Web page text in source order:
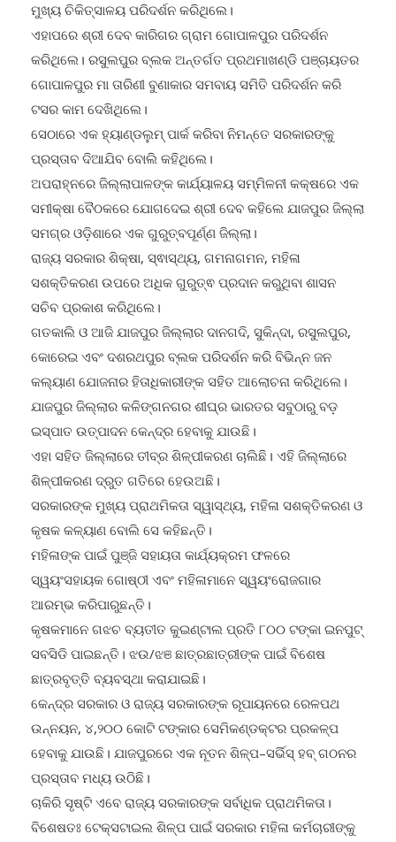
ମୁଖ୍ୟ ଚିକିତ୍ସାଳୟ ପରିଦର୍ଶନ କରିଥିଲେ।
ଏହାପରେ ଶ୍ରୀ ଦେବ କାରିଗର ଗ୍ରାମ ଗୋପାଳପୁର ପରିଦର୍ଶନ
କରିଥିଲେ। ରସୁଲପୁର ବ୍ଲକ ଅନ୍ତର୍ଗତ ପ୍ରଥମାଖଣ୍ଡି ପଞ୍ଚାୟତର
ଗୋପାଳପୁର ମା ତାରିଣୀ ବୁଣାକାର ସମବାୟ ସମିତି ପରିଦର୍ଶନ କରି
ଟସର କାମ ଦେଖିଥିଲେ।
ସେଠାରେ ଏକ ହ୍ୟାଣ୍ଡଲୁମ୍ ପାର୍କ କରିବା ନିମନ୍ତେ ସରକାରଙ୍କୁ
ପ୍ରସ୍ତାବ ଦିଆଯିବ ବୋଲି କହିଥିଲେ।
ଅପରାହ୍ନରେ ଜିଲ୍ଲାପାଳଙ୍କ କାର୍ଯ୍ୟାଳୟ ସମ୍ମିଳନୀ କକ୍ଷରେ ଏକ
ସମୀକ୍ଷା ବୈଠକରେ ଯୋଗଦେଇ ଶ୍ରୀ ଦେବ କହିଲେ ଯାଜପୁର ଜିଲ୍ଲା
ସମଗ୍ର ଓଡ଼ିଶାରେ ଏକ ଗୁରୁତ୍ବପୂର୍ଣ୍ଣ ଜିଲ୍ଲା।
ରାଜ୍ୟ ସରକାର ଶିକ୍ଷା, ସ୍ଵାସ୍ଥ୍ୟ, ଗମନାଗମନ, ମହିଳା
ସଶକ୍ତିକରଣ ଉପରେ ଅଧିକ ଗୁରୁତ୍ଵ ପ୍ରଦାନ କରୁଥିବା ଶାସନ
ସଚିବ ପ୍ରକାଶ କରିଥିଲେ।
ଗତକାଲି ଓ ଆଜି ଯାଜପୁର ଜିଲ୍ଲାର ଦାନଗଦି, ସୁକିନ୍ଦା, ରସୁଲପୁର,
କୋରେଇ ଏବଂ ଦଶରଥପୁର ବ୍ଲକ ପରିଦର୍ଶନ କରି ବିଭିନ୍ନ ଜନ
କଲ୍ୟାଣ ଯୋଜନାର ହିତାଧିକାରୀଙ୍କ ସହିତ ଆଲୋଚନା କରିଥିଲେ।
ଯାଜପୁର ଜିଲ୍ଲାର କଳିଙ୍ଗନଗର ଶୀଘ୍ର ଭାରତର ସବୁଠାରୁ ବଡ଼
ଇସ୍ପାତ ଉତ୍ପାଦନ କେନ୍ଦ୍ର ହେବାକୁ ଯାଉଛି।
ଏହା ସହିତ ଜିଲ୍ଲାରେ ତୀବ୍ର ଶିଳ୍ପୀକରଣ ଚାଲିଛି। ଏହି ଜିଲ୍ଲାରେ
ଶିଳ୍ପୀକରଣ ଦ୍ରୁତ ଗତିରେ ହେଉଅଛି।
ସରକାରଙ୍କ ମୁଖ୍ୟ ପ୍ରାଥମିକତା ସ୍ୱାସ୍ଥ୍ୟ, ମହିଳା ସଶକ୍ତିକରଣ ଓ
କୃଷକ କଳ୍ୟାଣ ବୋଲି ସେ କହିଛନ୍ତି।
ମହିଳାଙ୍କ ପାଇଁ ପୁଞ୍ଜି ସହାୟତା କାର୍ଯ୍ୟକ୍ରମ ଫଳରେ
ସ୍ୱୟଂସହାୟକ ଗୋଷ୍ଠୀ ଏବଂ ମହିଳାମାନେ ସ୍ୱୟଂରୋଜଗାର
ଆରମ୍ଭ କରିପାରୁଛନ୍ତି।
କୃଷକମାନେ ଗଝଚ ବ୍ୟତୀତ କୁଇଣ୍ଟାଲ ପ୍ରତି ୮୦୦ ଟଙ୍କା ଇନପୁଟ୍
ସବସିଡି ପାଇଛନ୍ତି। ଝଉ/ଝଞ ଛାତ୍ରଛାତ୍ରୀଙ୍କ ପାଇଁ ବିଶେଷ
ଛାତ୍ରବୃତ୍ତି ବ୍ୟବସ୍ଥା କରାଯାଇଛି।
କେନ୍ଦ୍ର ସରକାର ଓ ରାଜ୍ୟ ସରକାରଙ୍କ ରୂପାୟନରେ ରେଳପଥ
ଉନ୍ନୟନ, ୪,୨୦୦ କୋଟି ଟଙ୍କାର ସେମିକଣ୍ଡକ୍ଟର ପ୍ରକଳ୍ପ
ହେବାକୁ ଯାଉଛି। ଯାଜପୁରରେ ଏକ ନୂତନ ଶିଳ୍ପ–ସର୍ଭିସ୍ ହବ୍ ଗଠନର
ପ୍ରସ୍ତାବ ମଧ୍ୟ ଉଠିଛି।
ଚାକିରି ସୃଷ୍ଟି ଏବେ ରାଜ୍ୟ ସରକାରଙ୍କ ସର୍ବାଧିକ ପ୍ରାଥମିକତା।
ବିଶେଷତଃ ଟେକ୍ସଟାଇଲ ଶିଳ୍ପ ପାଇଁ ସରକାର ମହିଳା କର୍ମଚାରୀଙ୍କୁ